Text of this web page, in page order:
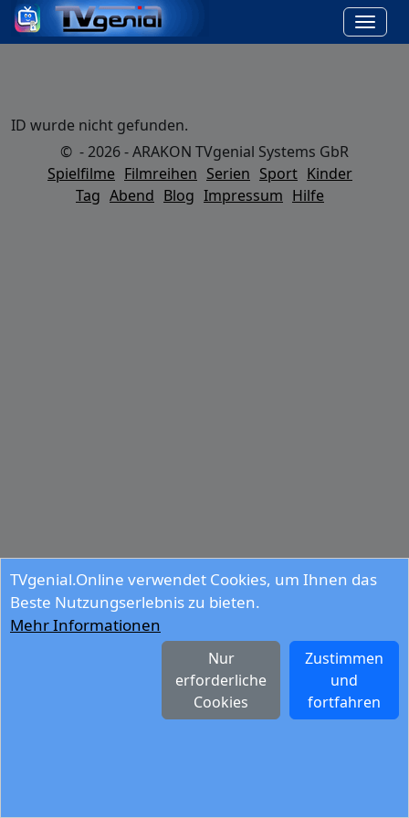
TVgenial.Online verwendet Cookies, um Ihnen das
Beste Nutzungserlebnis zu bieten.
Mehr Informationen
Zustimmen
und
fortfahren
Nur
erforderliche
Cookies
ID wurde nicht gefunden.
© - 2026 - ARAKON TVgenial Systems GbR
Spielfilme Filmreihen Serien Sport Kinder
Tag Abend Blog Impressum Hilfe